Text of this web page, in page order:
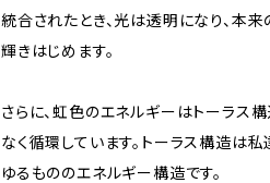
統合されたとき、光は透明になり、本
輝きはじめます。
さらに、虹色のエネルギーはトーラス
なく循環しています。トーラス構造は私
ゆるもののエネルギー構造です。